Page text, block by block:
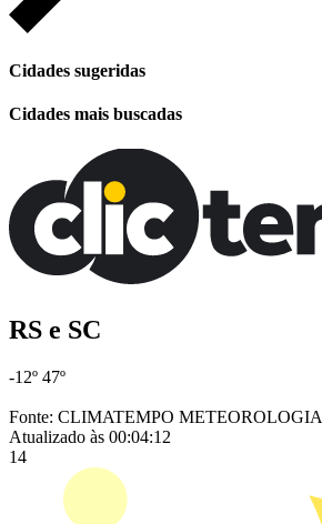
Cidades sugeridas
Cidades mais buscadas
RS e SC
-12º 47º
Fonte: CLIMATEMPO METEOROLOGIA
Atualizado às 00:04:12
14